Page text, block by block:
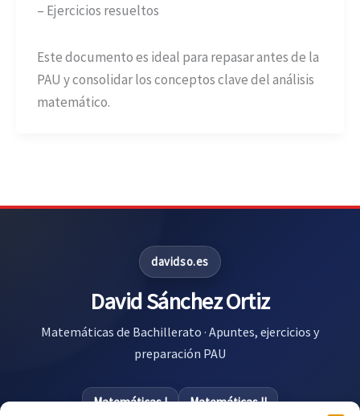
– Ejercicios resueltos
Este documento es ideal para repasar antes de la
PAU y consolidar los conceptos clave del análisis
matemático.
davidso.es
David Sánchez Ortiz
Matemáticas de Bachillerato · Apuntes, ejercicios y
preparación PAU
Matemáticas I Matemáticas II